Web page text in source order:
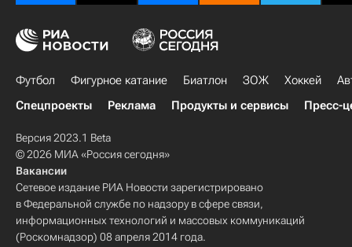
Футбол Фигурное катание Биатлон ЗОЖ Хоккей
Спецпроекты
Реклама Продукты и сервисы Пресс-
Версия 2023.1 Beta
© 2026 МИА «Россия сегодня»
Вакансии
Сетевое издание РИА Новости зарегистрировано
в Федеральной службе по надзору в сфере связи,
информационных технологий и массовых коммуникаций
(Роскомнадзор) 08 апреля 2014 года.